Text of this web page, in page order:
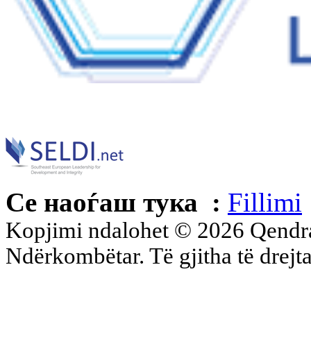
Се наоѓаш тука : Fillimi
Kopjimi ndalohet © 2026
Ndërkombëtar. Të gjitha të